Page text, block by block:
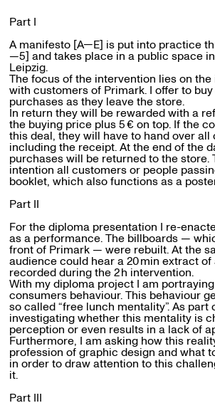
Part I
A manifesto [A—E] is put into practice
—5] and takes place in a public space
Leipzig.
The focus of the intervention lies on
with customers of Primark. I offer to
purchases as they leave the store.
In return they will be rewarded with a
the buying price plus5€ on top. If the
this deal, they will have to hand over
including the receipt. At the end of the
purchases will be returned to the store.
intention all customers or people
booklet, which also functions as a
Part II
For the diploma presentation I re-
as a performance. The billboards —
front of Primark — were rebuilt. At the
audience could hear a 20min extract of
recorded during the2h intervention.
With my diploma project I am
consumers behaviour. This behaviour
so called “free lunch mentality”. As part
investigating whether this mentality is
perception or even results in a lack of
Furthermore, I am asking how this
profession of graphic design and what
in order to draw attention to this
it.
Part III